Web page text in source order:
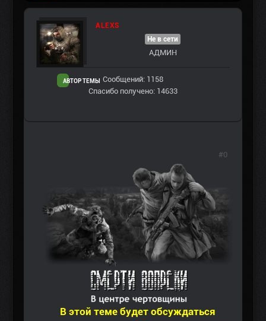
ALEXS
АВТОР ТЕМЫ
Не в сети
АДМИН
Сообщений: 1158
Спасибо получено: 14633
В этой теме будет обсуждаться
#0